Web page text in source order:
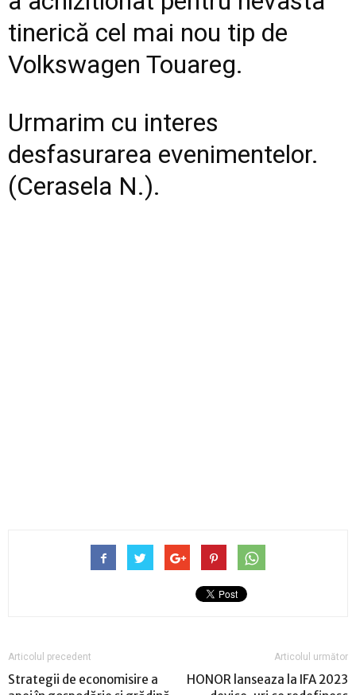
tinerică cel mai nou tip de
Volkswagen Touareg.
Urmarim cu interes
desfasurarea evenimentelor.
(Cerasela N.).
Articolul precedent
Strategii de economisire a
Articolul următor
HONOR lanseaza la IFA 2023